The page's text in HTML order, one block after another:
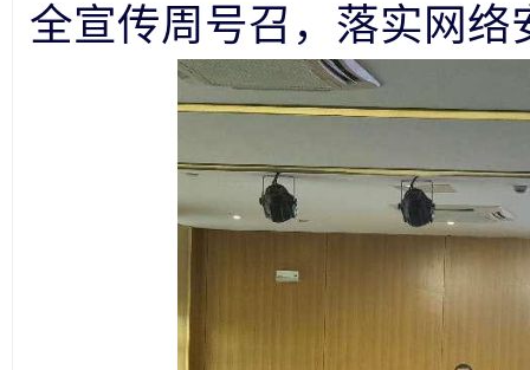
全宣传周号召，落实网